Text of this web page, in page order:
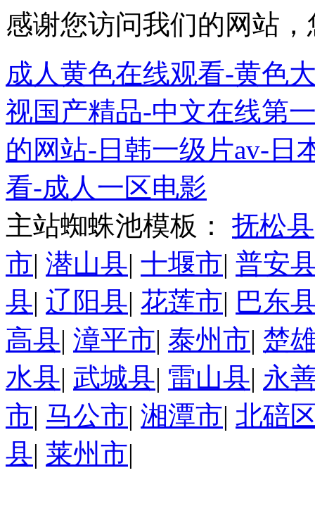
感谢您访问我们的网站
成人黄色在线观看-黄色
视国产精品-中文在线第
的网站-日韩一级片av-日
看-成人一区电影
主站蜘蛛池模板： 抚松县
市| 潜山县| 十堰市| 普安
县| 辽阳县| 花莲市| 巴东
高县| 漳平市| 泰州市| 楚
水县| 武城县| 雷山县| 永
市| 马公市| 湘潭市| 北碚
县| 莱州市|